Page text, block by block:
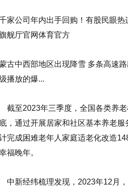
家公司年内出手回购！有股民眼
舰厅官网体育官方
古中西部地区出现降雪 多条高速
播放的爆...
至2023年三季度，全国各类养老
，通过开展居家和社区基本养老
完成困难老年人家庭适老化改造
福晚年。
新经纬梳理发现，2023年12月，